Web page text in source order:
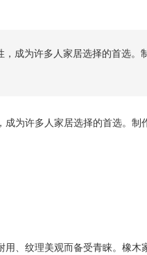
成为许多人家居选择的首选
为许多人家居选择的首选。
、纹理美观而备受青睐。橡